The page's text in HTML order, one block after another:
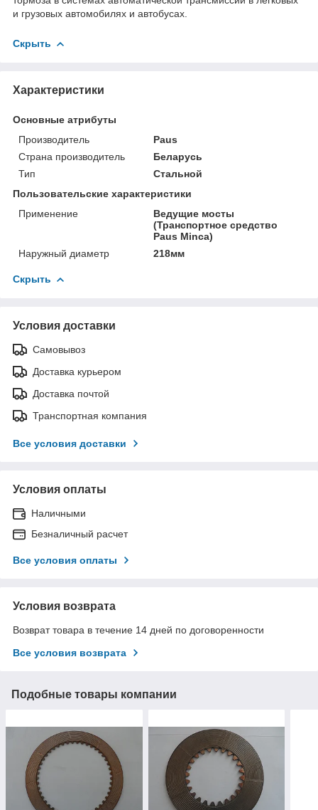
и грузовых автомобилях и автобусах.
Скрыть
Характеристики
Основные атрибуты
Производитель
Paus
Страна производитель
Беларусь
Тип
Стальной
Пользовательские характеристики
Применение
Ведущие мосты
(Транспортное средство
Paus Minca)
Наружный диаметр
218мм
Скрыть
Условия доставки
Самовывоз
Доставка курьером
Доставка почтой
Транспортная компания
Все условия доставки
Условия оплаты
Наличными
Безналичный расчет
Все условия оплаты
Условия возврата
Возврат товара в течение 14 дней по договоренности
Все условия возврата
Подобные товары компании